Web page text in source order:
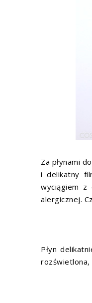
Za płynami
i delikatny
wyciągiem
alergicznej.
Płyn
rozświetlona,